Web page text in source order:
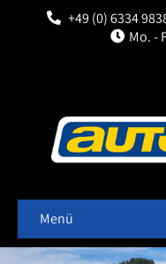
+49 (0) 6334
Mo. -
Menü